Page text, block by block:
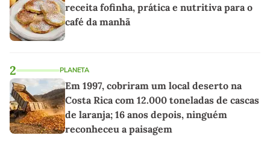
receita fofinha, prática e nutritiva para o
café da manhã
2 PLANETA
Em 1997, cobriram um local deserto na
Costa Rica com 12.000 toneladas de cascas
de laranja; 16 anos depois, ninguém
reconheceu a paisagem